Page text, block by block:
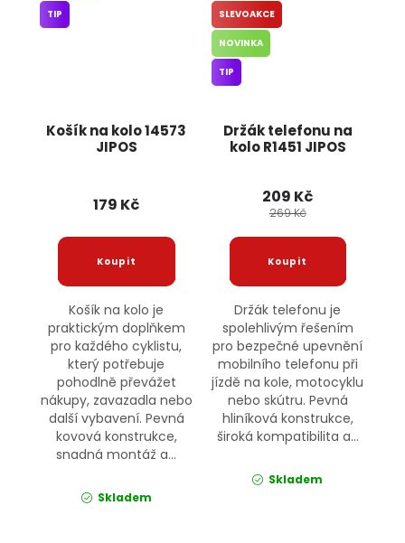
Košík na kolo 14573
JIPOS
TIP
179 Kč
Košík na kolo je
praktickým doplňkem
pro každého cyklistu,
který potřebuje
pohodlně převážet
nákupy, zavazadla nebo
další vybavení. Pevná
kovová konstrukce,
snadná montáž a...
Skladem
Držák telefonu na
kolo R1451 JIPOS
SLEVOAKCE
NOVINKA
TIP
209 Kč
269 Kč
Držák telefonu je
spolehlivým řešením
pro bezpečné upevnění
mobilního telefonu při
jízdě na kole, motocyklu
nebo skútru. Pevná
hliníková konstrukce,
široká kompatibilita a...
Skladem